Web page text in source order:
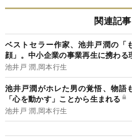
関連記事
ベストセラー作家、池井戸潤の「
顔」。中小企業の事業再生に携わる
池井戸 潤,岡本行生
池井戸潤がホレた男の覚悟、物語
「心を動かす」ことから生まれる
池井戸 潤,岡本行生